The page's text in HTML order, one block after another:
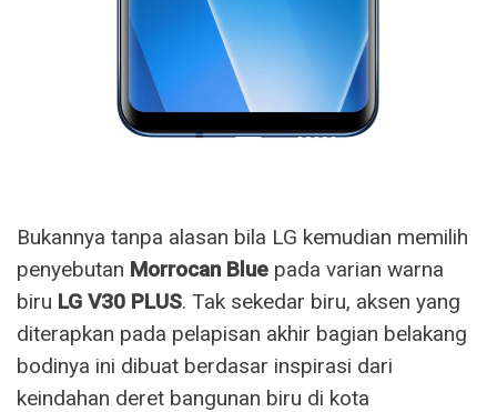
Bukannya tanpa alasan bila LG kemudian memilih
penyebutan Morrocan Blue pada varian warna
biru LG V30 PLUS. Tak sekedar biru, aksen yang
diterapkan pada pelapisan akhir bagian belakang
bodinya ini dibuat berdasar inspirasi dari
keindahan deret bangunan biru di kota